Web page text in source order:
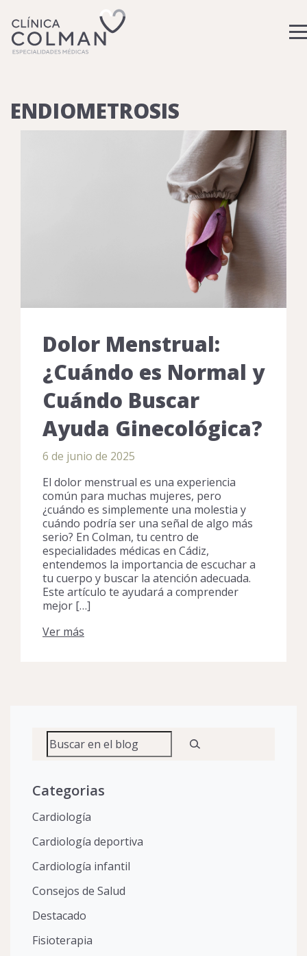
ENDIOMETROSIS
Dolor Menstrual:
¿Cuándo es Normal y
Cuándo Buscar
Ayuda Ginecológica?
6 de junio de 2025
El dolor menstrual es una experiencia
común para muchas mujeres, pero
¿cuándo es simplemente una molestia y
cuándo podría ser una señal de algo más
serio? En Colman, tu centro de
especialidades médicas en Cádiz,
entendemos la importancia de escuchar a
tu cuerpo y buscar la atención adecuada.
Este artículo te ayudará a comprender
mejor […]
Ver más
Buscar
Categorias
Cardiología
Cardiología deportiva
Cardiología infantil
Consejos de Salud
Destacado
Fisioterapia